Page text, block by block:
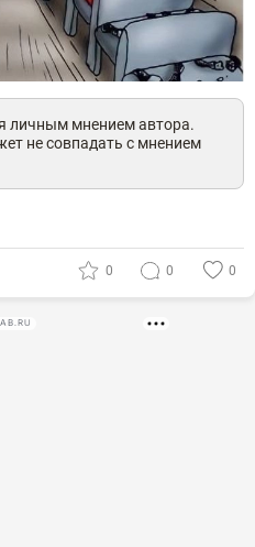
личным мнением автора.
не совпадать с мнением
0 0 0